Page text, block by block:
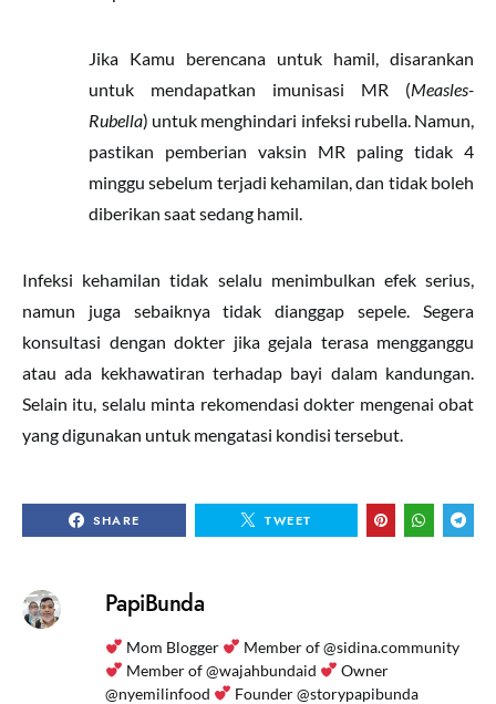
Jika Kamu berencana untuk hamil, disarankan
untuk mendapatkan imunisasi MR (Measles-
Rubella) untuk menghindari infeksi rubella. Namun,
pastikan pemberian vaksin MR paling tidak 4
minggu sebelum terjadi kehamilan, dan tidak boleh
diberikan saat sedang hamil.
Infeksi kehamilan tidak selalu menimbulkan efek serius,
namun juga sebaiknya tidak dianggap sepele. Segera
konsultasi dengan dokter jika gejala terasa mengganggu
atau ada kekhawatiran terhadap bayi dalam kandungan.
Selain itu, selalu minta rekomendasi dokter mengenai obat
yang digunakan untuk mengatasi kondisi tersebut.
SHARE TWEET
PapiBunda
Mom Blogger
Member of @sidina.community
Member of @wajahbundaid
Owner
@nyemilinfood
Founder @storypapibunda